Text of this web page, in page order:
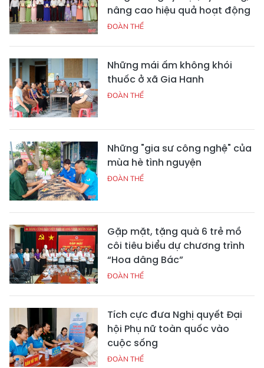
nâng cao hiệu quả hoạt động
ĐOÀN THỂ
Những mái ấm không khói
thuốc ở xã Gia Hanh
ĐOÀN THỂ
Những "gia sư công nghệ" của
mùa hè tình nguyện
ĐOÀN THỂ
Gặp mặt, tặng quà 6 trẻ mồ
côi tiêu biểu dự chương trình
“Hoa dâng Bác”
ĐOÀN THỂ
Tích cực đưa Nghị quyết Đại
hội Phụ nữ toàn quốc vào
cuộc sống
ĐOÀN THỂ